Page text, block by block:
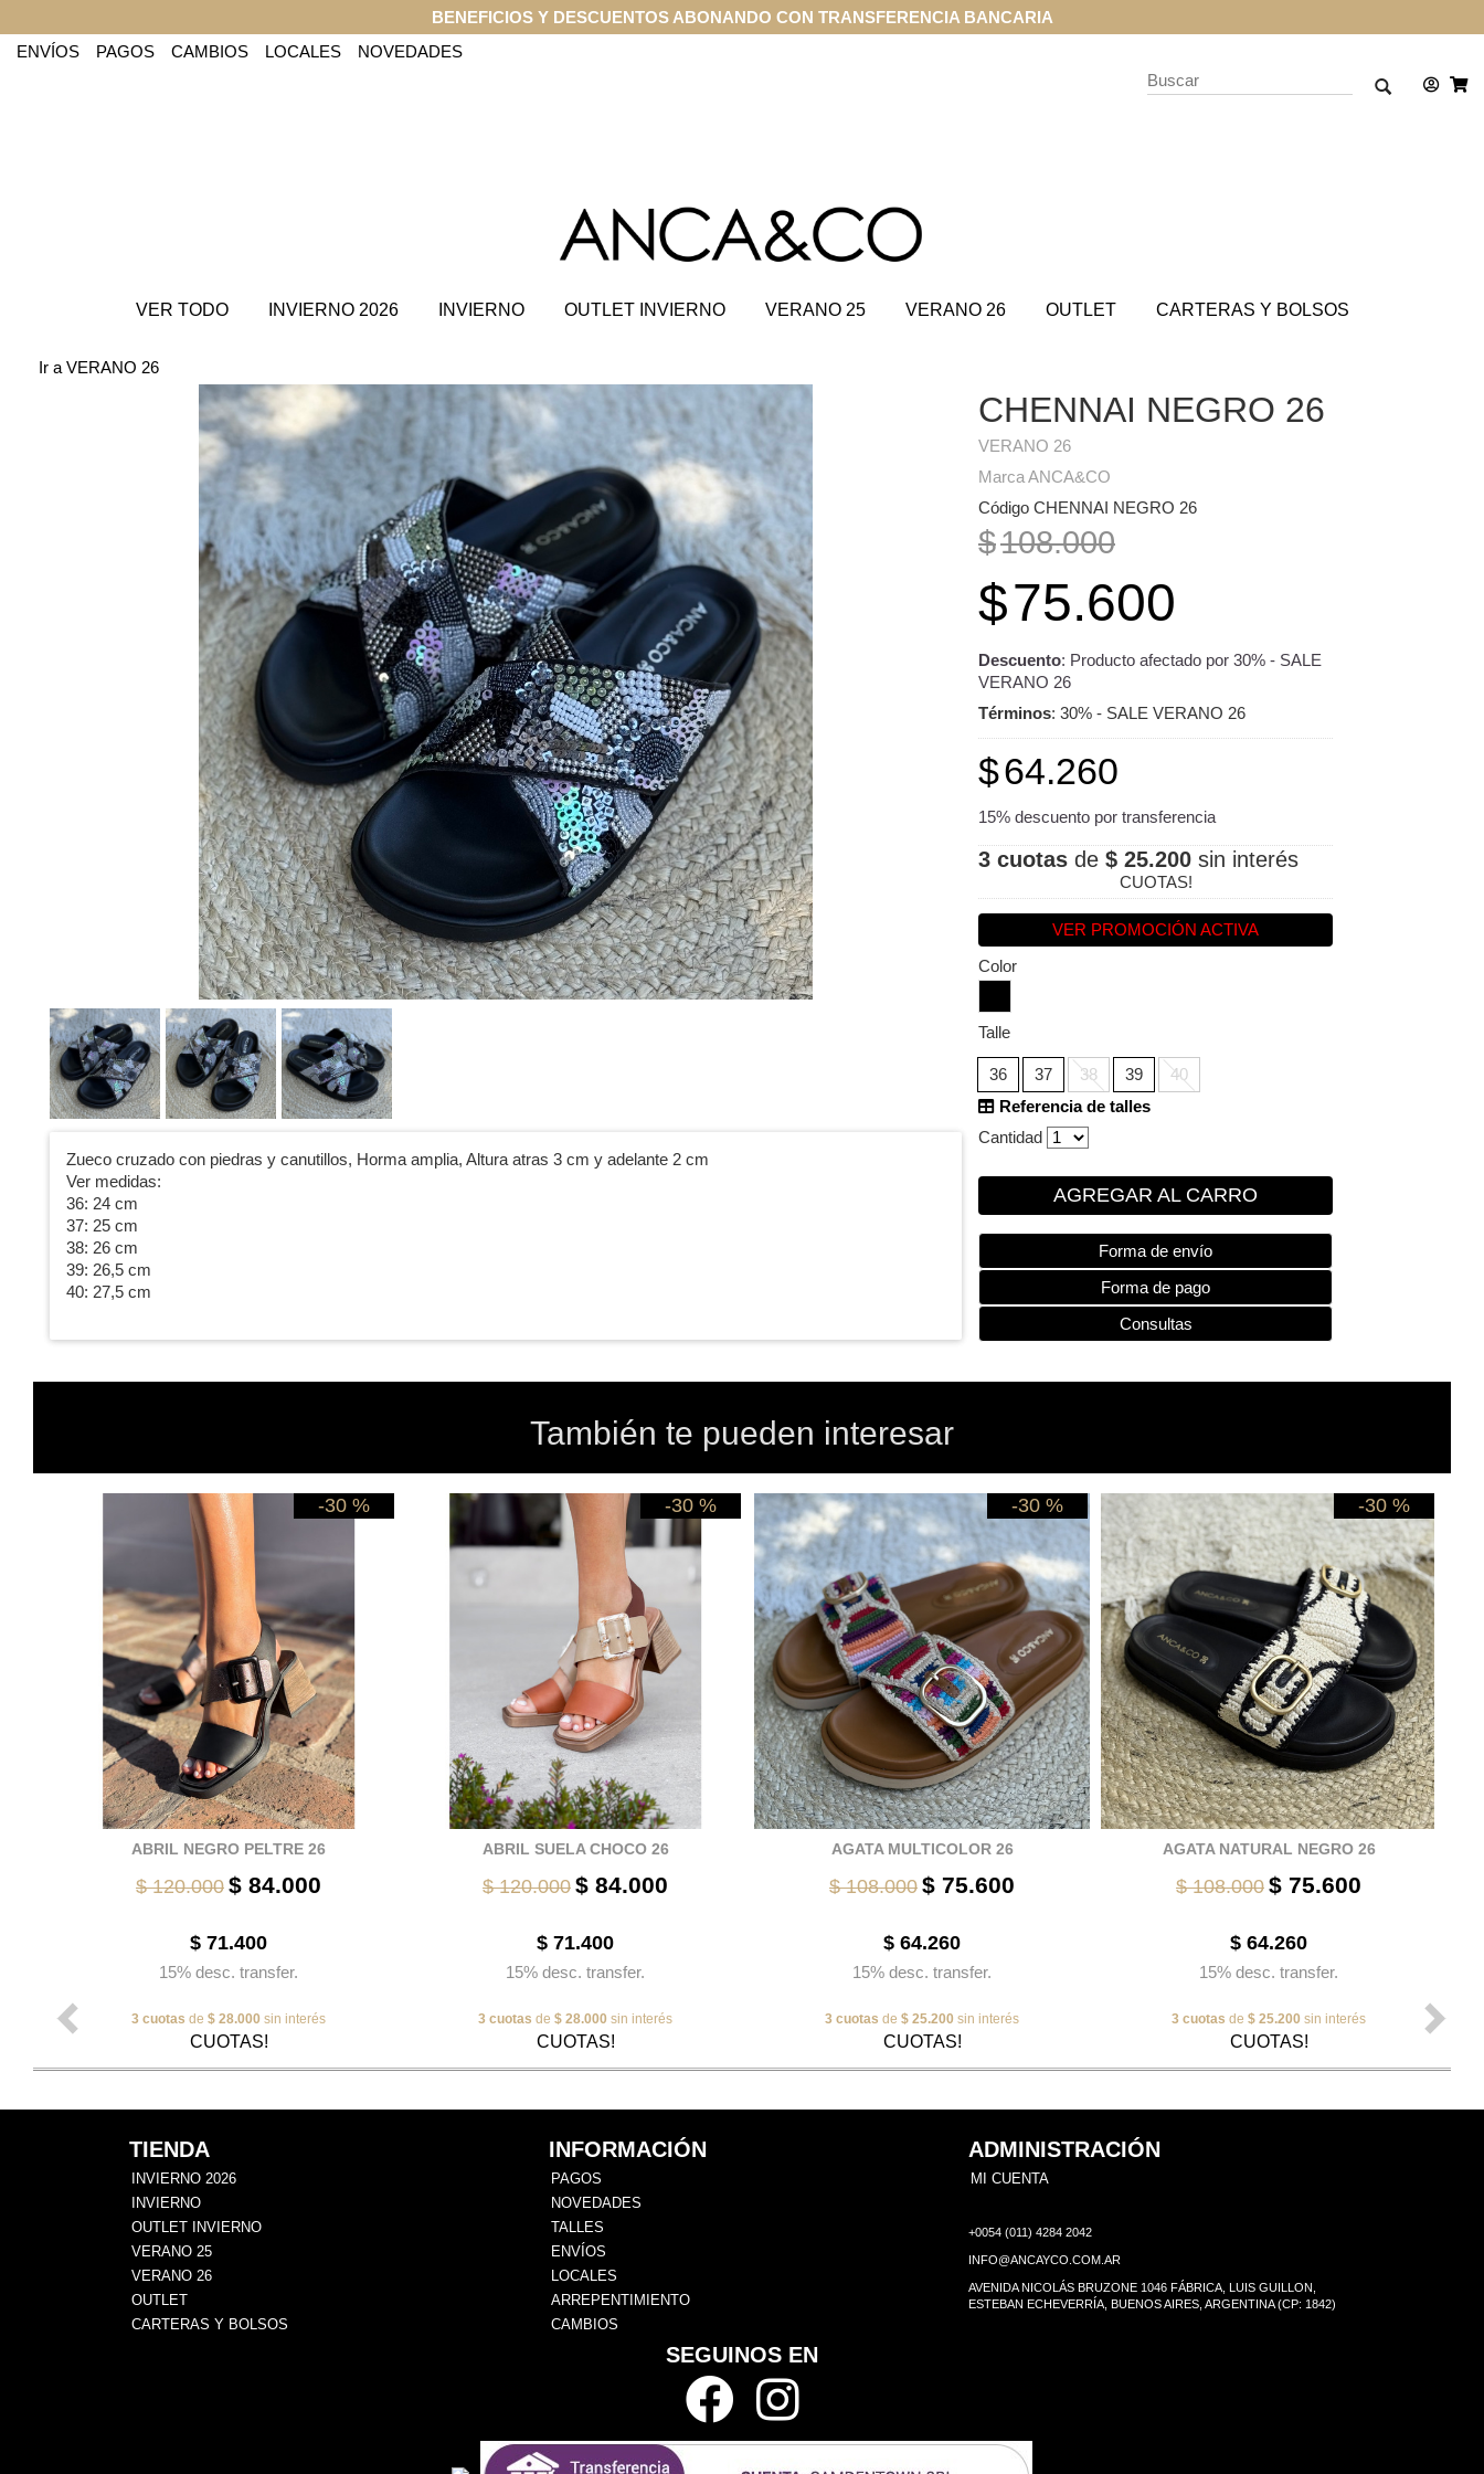
BENEFICIOS Y DESCUENTOS ABONANDO CON TRANSFERENCIA BANCARIA
ENVÍOS
PAGOS CAMBIOS LOCALES NOVEDADES
VER TODO INVIERNO 2026 INVIERNO OUTLET INVIERNO VERANO 25 VERANO 26 OUTLET CARTERAS Y BOLSOS
Ir a VERANO 26
Zueco cruzado con piedras y canutillos, Horma amplia, Altura atras 3 cm y adelante 2 cm
Ver medidas:
36: 24 cm
37: 25 cm
38: 26 cm
39: 26,5 cm
40: 27,5 cm
CHENNAI NEGRO 26
VERANO 26
Marca ANCA&CO
Código CHENNAI NEGRO 26
$108.000
$75.600
Descuento: Producto afectado por 30% - SALE
VERANO 26
Términos: 30% - SALE VERANO 26
$64.260
15% descuento por transferencia
3 cuotas de $ 25.200 sin interés
CUOTAS!
VER PROMOCIÓN ACTIVA
Color
Talle
36 37 38 39
40
Referencia de talles
Cantidad
AGREGAR AL CARRO
Forma de envío
Forma de pago
Consultas
También te pueden interesar
-30 %
ABRIL NEGRO PELTRE 26
$ 120.000 $ 84.000
$ 71.400
15% desc. transfer.
3 cuotas de $ 28.000 sin interés
CUOTAS!
-30 %
ABRIL SUELA CHOCO 26
$ 120.000 $ 84.000
$ 71.400
15% desc. transfer.
3 cuotas de $ 28.000 sin interés
CUOTAS!
-30 %
AGATA MULTICOLOR 26
$ 108.000 $ 75.600
$ 64.260
15% desc. transfer.
3 cuotas de $ 25.200 sin interés
CUOTAS!
-30 %
AGATA NATURAL NEGRO 26
$ 108.000 $ 75.600
$ 64.260
15% desc. transfer.
3 cuotas de $ 25.200 sin interés
CUOTAS!
TIENDA
INVIERNO 2026
INVIERNO
OUTLET INVIERNO
VERANO 25
VERANO 26
OUTLET
CARTERAS Y BOLSOS
INFORMACIÓN
PAGOS
NOVEDADES
TALLES
ENVÍOS
LOCALES
ARREPENTIMIENTO
CAMBIOS
ADMINISTRACIÓN
MI CUENTA
+0054 (011) 4284 2042
INFO@ANCAYCO.COM.AR
AVENIDA NICOLÁS BRUZONE 1046 FÁBRICA, LUIS GUILLON,
ESTEBAN ECHEVERRÍA, BUENOS AIRES, ARGENTINA (CP: 1842)
SEGUINOS EN